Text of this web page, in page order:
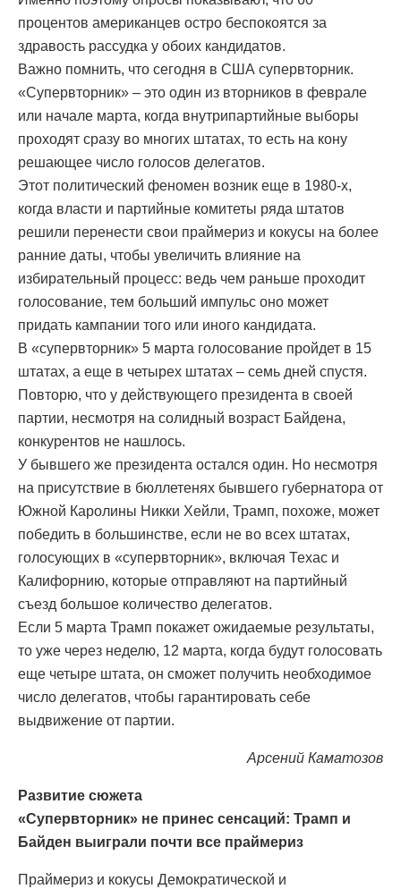
процентов американцев остро беспокоятся за
здравость рассудка у обоих кандидатов.
Важно помнить, что сегодня в США супервторник.
«Супервторник» – это один из вторников в феврале
или начале марта, когда внутрипартийные выборы
проходят сразу во многих штатах, то есть на кону
решающее число голосов делегатов.
Этот политический феномен возник еще в 1980-х,
когда власти и партийные комитеты ряда штатов
решили перенести свои праймериз и кокусы на более
ранние даты, чтобы увеличить влияние на
избирательный процесс: ведь чем раньше проходит
голосование, тем больший импульс оно может
придать кампании того или иного кандидата.
В «супервторник» 5 марта голосование пройдет в 15
штатах, а еще в четырех штатах – семь дней спустя.
Повторю, что у действующего президента в своей
партии, несмотря на солидный возраст Байдена,
конкурентов не нашлось.
У бывшего же президента остался один. Но несмотря
на присутствие в бюллетенях бывшего губернатора от
Южной Каролины Никки Хейли, Трамп, похоже, может
победить в большинстве, если не во всех штатах,
голосующих в «супервторник», включая Техас и
Калифорнию, которые отправляют на партийный
съезд большое количество делегатов.
Если 5 марта Трамп покажет ожидаемые результаты,
то уже через неделю, 12 марта, когда будут голосовать
еще четыре штата, он сможет получить необходимое
число делегатов, чтобы гарантировать себе
выдвижение от партии.
Арсений Каматозов
Развитие сюжета
«Супервторник» не принес сенсаций: Трамп и
Байден выиграли почти все праймериз
Праймериз и кокусы Демократической и